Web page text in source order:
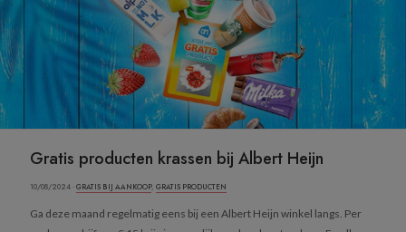
Gratis producten krassen bij Albert Heijn
10/08/2024 ·GRATIS BIJ AANKOOP, GRATIS PRODUCTEN
Ga deze maand regelmatig eens bij een Albert Heijn winkel langs. Per